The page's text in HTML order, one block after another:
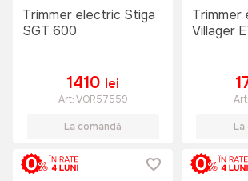
Trimmer electric Stiga
SGT 600
1410 lei
Art:VOR57559
La comandă
Trimmer
Villager
Art:
La